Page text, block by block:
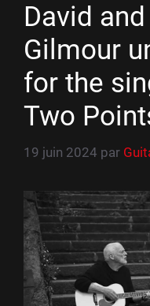
David
Gilmour
for the
Two
19 juin 2024 par